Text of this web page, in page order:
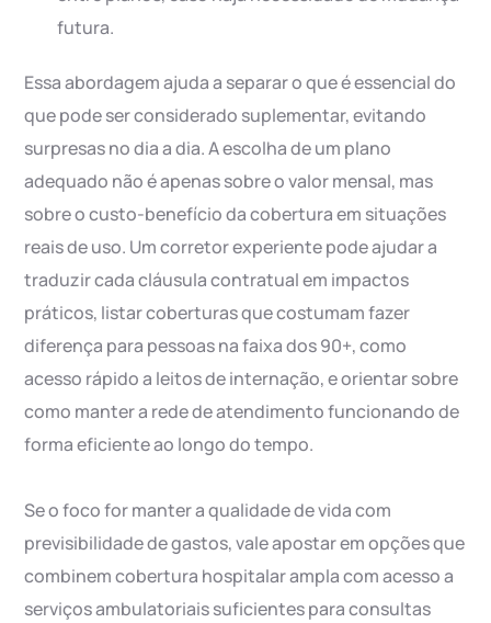
futura.
Essa abordagem ajuda a separar o que é essencial do
que pode ser considerado suplementar, evitando
surpresas no dia a dia. A escolha de um plano
adequado não é apenas sobre o valor mensal, mas
sobre o custo-benefício da cobertura em situações
reais de uso. Um corretor experiente pode ajudar a
traduzir cada cláusula contratual em impactos
práticos, listar coberturas que costumam fazer
diferença para pessoas na faixa dos 90+, como
acesso rápido a leitos de internação, e orientar sobre
como manter a rede de atendimento funcionando de
forma eficiente ao longo do tempo.
Se o foco for manter a qualidade de vida com
previsibilidade de gastos, vale apostar em opções que
combinem cobertura hospitalar ampla com acesso a
serviços ambulatoriais suficientes para consultas